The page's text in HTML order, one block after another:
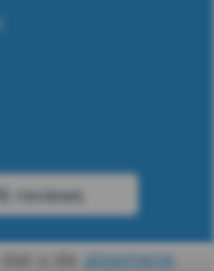
reviews
u de algemene